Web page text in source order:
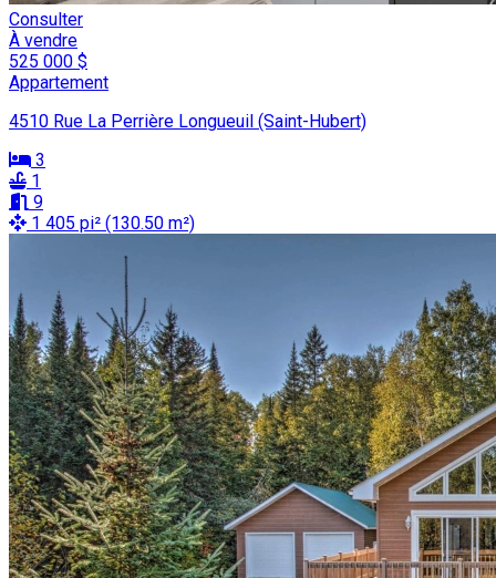
Consulter
À vendre
525 000 $
Appartement
4510 Rue La Perrière Longueuil (Saint-Hubert)
3
1
9
1 405 pi² (130.50 m²)